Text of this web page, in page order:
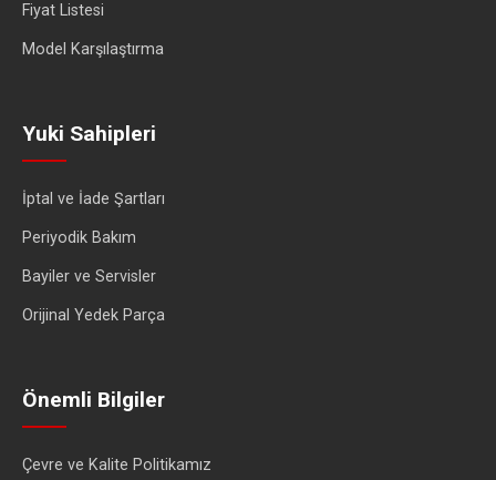
Fiyat Listesi
Model Karşılaştırma
Yuki Sahipleri
İptal ve İade Şartları
Periyodik Bakım
Bayiler ve Servisler
Orijinal Yedek Parça
Önemli Bilgiler
Çevre ve Kalite Politikamız